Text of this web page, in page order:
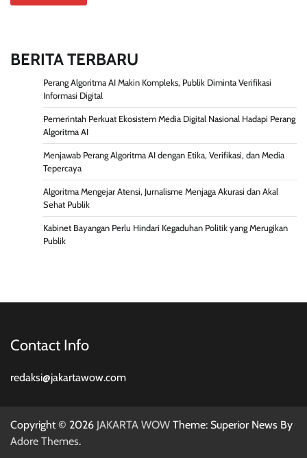
BERITA TERBARU
Perang Algoritma AI Makin Kompleks, Publik Diminta Verifikasi
Informasi Digital
Pemerintah Perkuat Ekosistem Media Digital Nasional Hadapi Perang
Algoritma AI
Menjawab Perang Algoritma AI dengan Etika, Verifikasi, dan Media
Tepercaya
Algoritma Mengejar Atensi, Jurnalisme Menjaga Akurasi dan Akal
Sehat Publik
Kabinet Bayangan Perlu Hindari Kegaduhan Politik yang Merugikan
Publik
Contact Info
redaksi@jakartawow.com
Copyright © 2026 JAKARTA WOW Theme: Superior News By
Adore Themes.